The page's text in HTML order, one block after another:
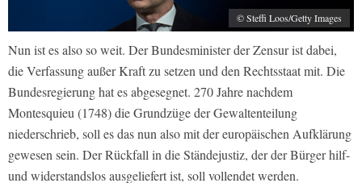
© Steffi Loos/Getty Images
Nun ist es also so weit. Der Bundesminister der Zensur ist dabei,
die Verfassung außer Kraft zu setzen und den Rechtsstaat mit. Die
Bundesregierung hat es abgesegnet. 270 Jahre nachdem
Montesquieu (1748) die Grundzüge der Gewaltenteilung
niederschrieb, soll es das nun also mit der europäischen Aufklärung
gewesen sein. Der Rückfall in die Ständejustiz, der der Bürger hilf-
und widerstandslos ausgeliefert ist, soll vollendet werden.